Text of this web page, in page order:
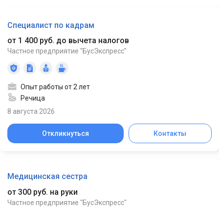
Специалист по кадрам
от 1 400 руб. до вычета налогов
Частное предприятие "БусЭкспресс"
Опыт работы от 2 лет
Речица
8 августа 2026
Откликнуться Контакты
Медицинская сестра
от 300 руб. на руки
Частное предприятие "БусЭкспресс"